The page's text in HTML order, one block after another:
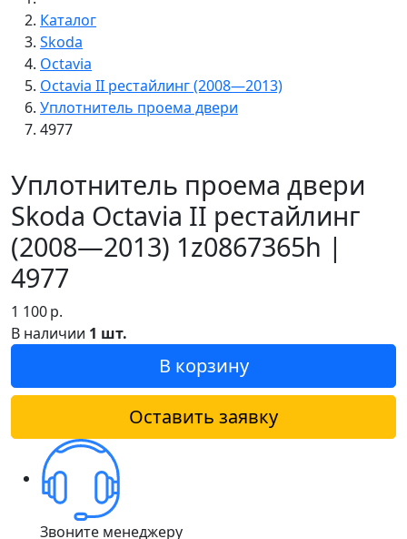
Каталог
Skoda
Octavia
Octavia II рестайлинг (2008—2013)
Уплотнитель проема двери
4977
Уплотнитель проема двери
Skoda Octavia II рестайлинг
(2008—2013) 1z0867365h |
4977
1 100р.
В наличии 1 шт.
В корзину
Оставить заявку
Звоните менеджеру